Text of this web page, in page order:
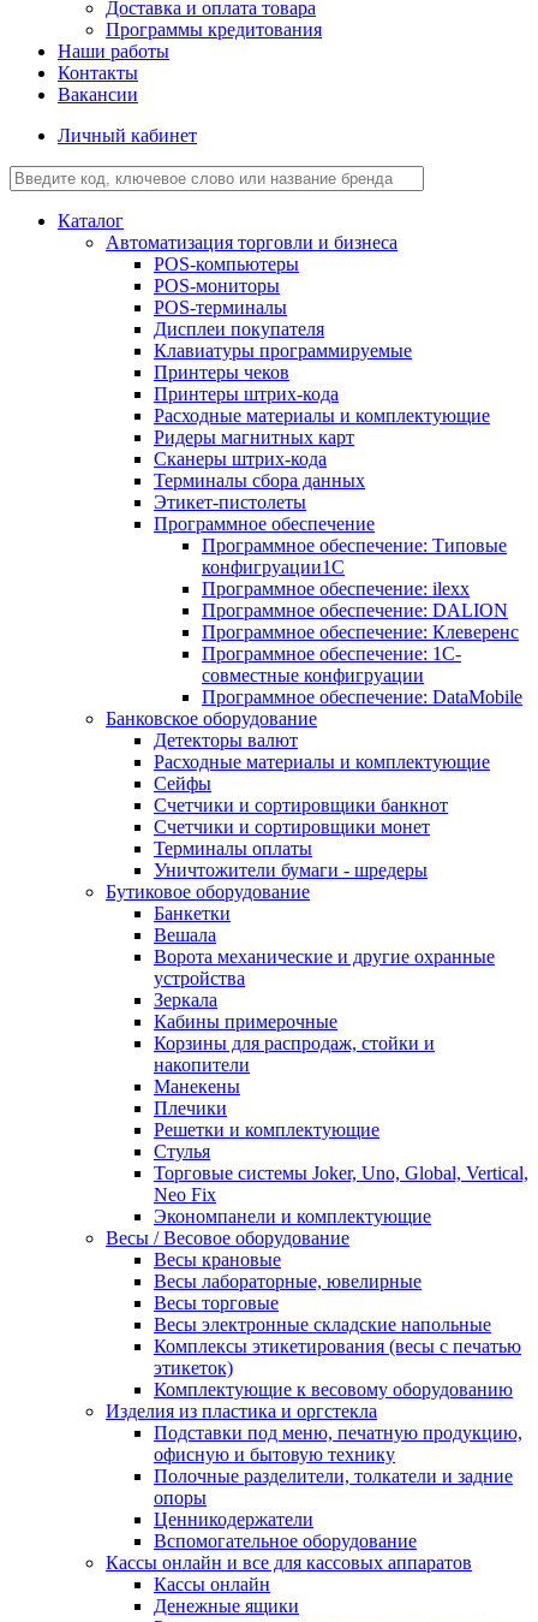
Доставка и оплата товара
Программы кредитования
Наши работы
Контакты
Вакансии
Личный кабинет
Каталог
Автоматизация торговли и бизнеса
POS-компьютеры
POS-мониторы
POS-терминалы
Дисплеи покупателя
Клавиатуры программируемые
Принтеры чеков
Принтеры штрих-кода
Расходные материалы и комплектующие
Ридеры магнитных карт
Сканеры штрих-кода
Терминалы сбора данных
Этикет-пистолеты
Программное обеспечение
Программное обеспечение: Типовые
конфигруации1С
Программное обеспечение: ilexx
Программное обеспечение: DALION
Программное обеспечение: Клеверенс
Программное обеспечение: 1С-
совместные конфигруации
Программное обеспечение: DataMobile
Банковское оборудование
Детекторы валют
Расходные материалы и комплектующие
Сейфы
Счетчики и сортировщики банкнот
Счетчики и сортировщики монет
Терминалы оплаты
Уничтожители бумаги - шредеры
Бутиковое оборудование
Банкетки
Вешала
Ворота механические и другие охранные
устройства
Зеркала
Кабины примерочные
Корзины для распродаж, стойки и
накопители
Манекены
Плечики
Решетки и комплектующие
Стулья
Торговые системы Joker, Uno, Global, Vertical,
Neo Fix
Экономпанели и комплектующие
Весы / Весовое оборудование
Весы крановые
Весы лабораторные, ювелирные
Весы торговые
Весы электронные складские напольные
Комплексы этикетирования (весы с печатью
этикеток)
Комплектующие к весовому оборудованию
Изделия из пластика и оргстекла
Подставки под меню, печатную продукцию,
офисную и бытовую технику
Полочные разделители, толкатели и задние
опоры
Ценникодержатели
Вспомогательное оборудование
Кассы онлайн и все для кассовых аппаратов
Кассы онлайн
Денежные ящики